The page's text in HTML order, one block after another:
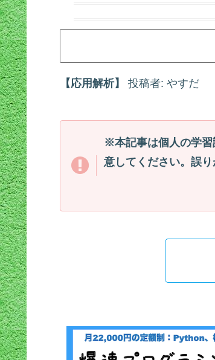
【応用解析】 投稿者: やすだ
※本記事は個人の学習
意してください。誤り